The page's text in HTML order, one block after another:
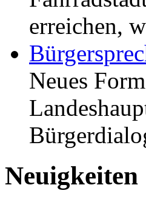
erreichen,
Neues
Neuigkeiten